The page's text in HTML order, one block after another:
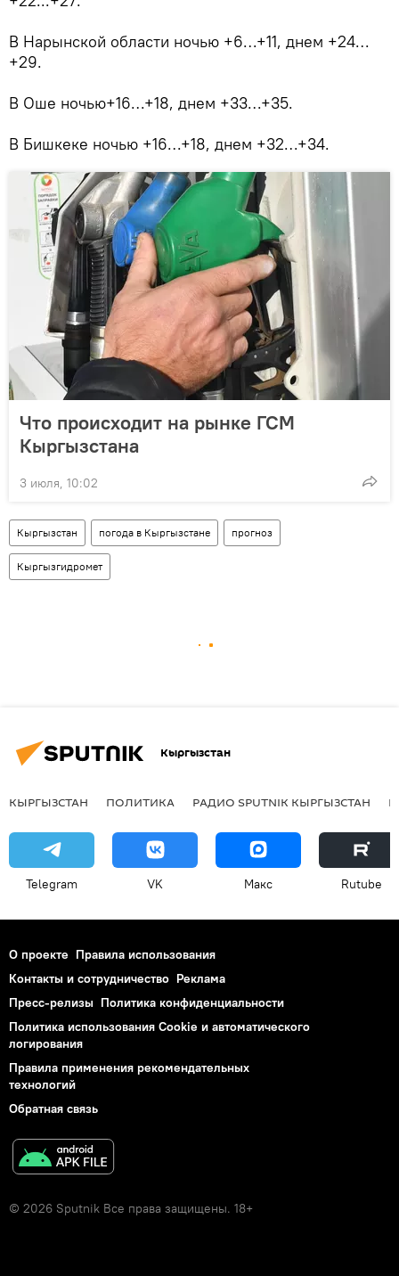
В Нарынской области ночью +6…+11, днем +24…
+29.
В Оше ночью+16…+18, днем +33…+35.
В Бишкеке ночью +16…+18, днем +32…+34.
Что происходит на рынке ГСМ
Кыргызстана
3 июля, 10:02
Кыргызстан погода в Кыргызстане прогноз
Кыргызгидромет
Кыргызстан
КЫРГЫЗСТАН ПОЛИТИКА РАДИО SPUTNIK КЫРГЫЗСТАН
Telegram VK Макс Rutube
О проекте Правила использования
Контакты и сотрудничество Реклама
Пресс-релизы Политика конфиденциальности
Политика использования Cookie и автоматического
логирования
Правила применения рекомендательных
технологий
Обратная связь
© 2026 Sputnik Все права защищены. 18+